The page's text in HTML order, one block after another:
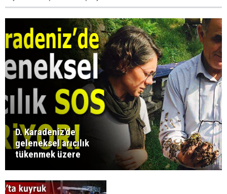
D. Karadeniz'de
geleneksel arıcılık
tükenmek üzere